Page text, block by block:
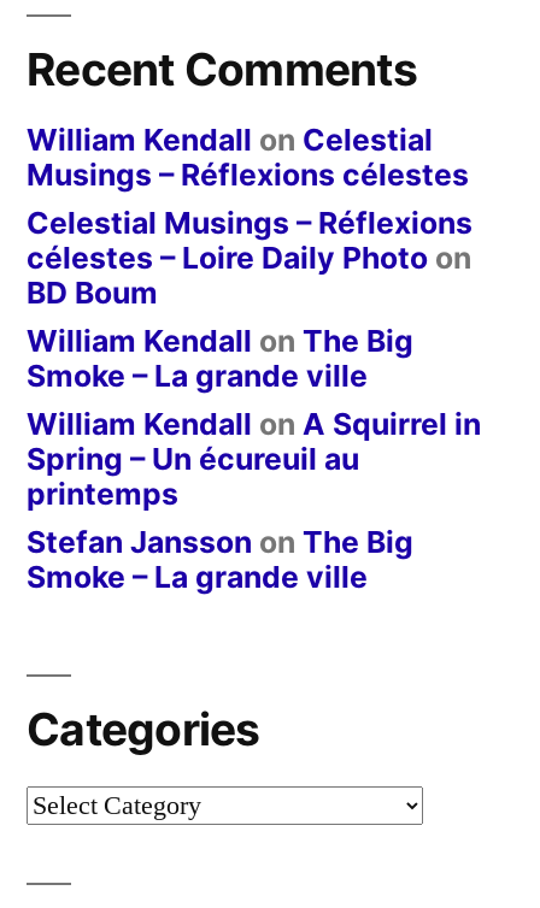
Recent Comments
William Kendall on Celestial
Musings – Réflexions célestes
Celestial Musings – Réflexions
célestes – Loire Daily Photo on
BD Boum
William Kendall on The Big
Smoke – La grande ville
William Kendall on A Squirrel in
Spring – Un écureuil au
printemps
Stefan Jansson on The Big
Smoke – La grande ville
Categories
Categories